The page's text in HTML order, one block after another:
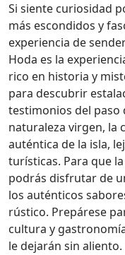
Si siente curiosidad
más escondidos y
experiencia de
Hoda es la
rico en historia y
para descubrir
testimonios del paso
naturaleza virgen, la
auténtica de la isla,
turísticas. Para que
podrás disfrutar de
los auténticos
rústico. Prepárese
cultura y
le dejarán sin aliento.